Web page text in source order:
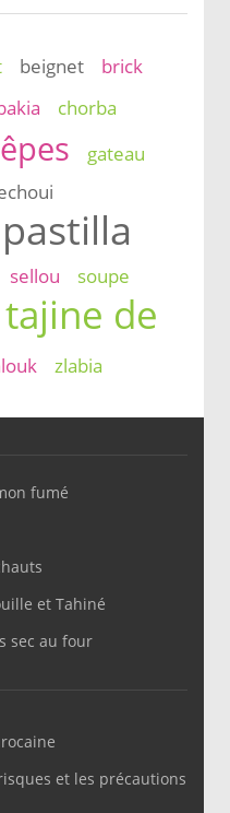
beignet brick
chorba
gateau
pastilla
sellou soupe
tajine de
zlabia
fumé
et Tahiné
sec au four
et les précautions